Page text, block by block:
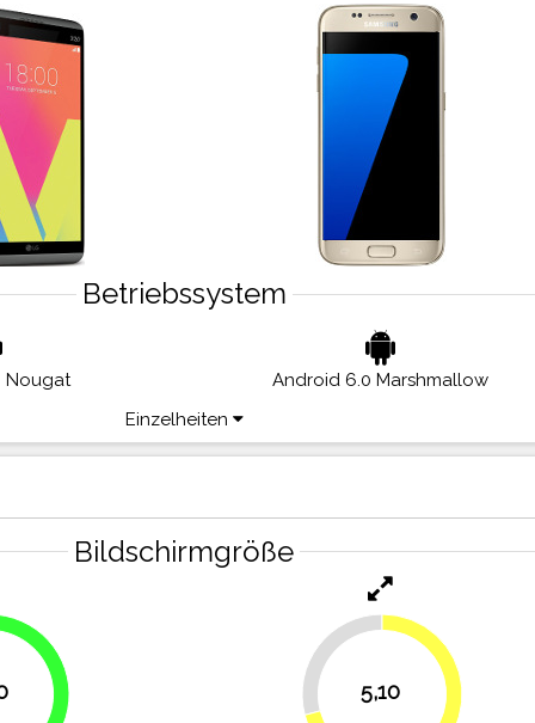
Betriebssystem
Nougat
Android 6.0 Marshmallow
Einzelheiten
Bildschirmgröße
5,10
29.2%